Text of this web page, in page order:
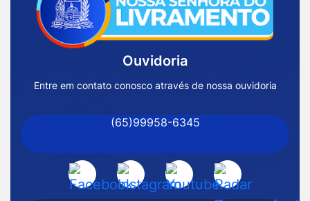
Página
Inicial
de
Senhora
do
LivramentoAcessar
a
Acessar
a
Acessar
a
Acessar
a
Ouvidoria
Entre em contato conosco através de nossa ouvidoria
(65)99958-6345